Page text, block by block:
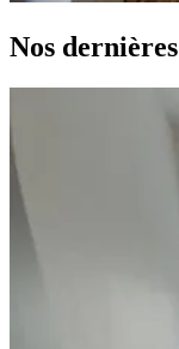
Nos dernières